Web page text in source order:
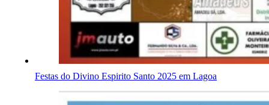
Festas do Divino Espirito Santo 2025 em Lagoa